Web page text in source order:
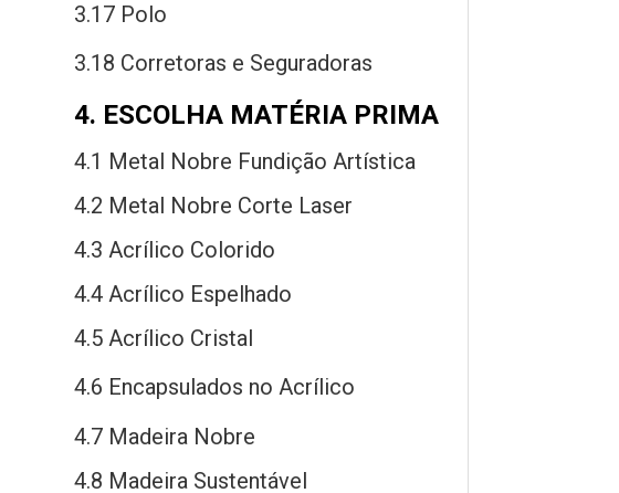
3.17 Polo
3.18 Corretoras e Seguradoras
4. ESCOLHA MATÉRIA PRIMA
4.1 Metal Nobre Fundição Artística
4.2 Metal Nobre Corte Laser
4.3 Acrílico Colorido
4.4 Acrílico Espelhado
4.5 Acrílico Cristal
4.6 Encapsulados no Acrílico
4.7 Madeira Nobre
4.8 Madeira Sustentável